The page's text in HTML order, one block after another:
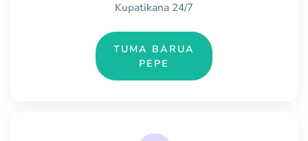
Kupatikana 24/7
TUMA BARUA
PEPE